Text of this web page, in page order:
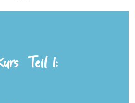
– Teil 1: